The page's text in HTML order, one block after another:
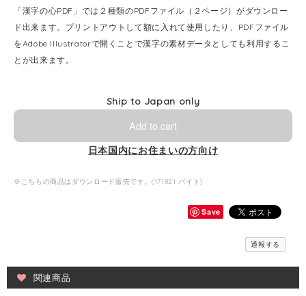
「漢字の心PDF」では２種類のPDFファイル（２ページ）がダウンロー
ド出来ます。プリントアウトして額に入れて使用したり、PDFファイル
をAdobe Illustratorで開くことで漢字の素材データとしても利用するこ
とが出来ます。
Ship to Japan only
Add to cart
日本国内にお住まいの方向け
※こちらの商品はダウンロード販売です。(171821 バイト)
Save
通報する
関連商品